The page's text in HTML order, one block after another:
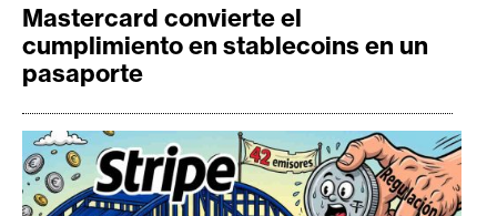
Mastercard convierte el
cumplimiento en stablecoins en un
pasaporte